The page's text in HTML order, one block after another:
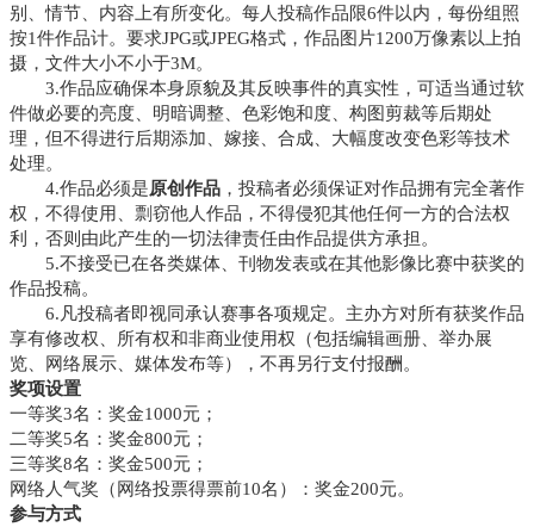
别、情节、内容上有所变化。每人投稿作品限6件以内，每份组照
按1件作品计。要求JPG或JPEG格式，作品图片1200万像素以上拍
摄，文件大小不小于3M。
3.作品应确保本身原貌及其反映事件的真实性，可适当通过软
件做必要的亮度、明暗调整、色彩饱和度、构图剪裁等后期处
理，但不得进行后期添加、嫁接、合成、大幅度改变色彩等技术
处理。
4.作品必须是原创作品，投稿者必须保证对作品拥有完全著作
权，不得使用、剽窃他人作品，不得侵犯其他任何一方的合法权
利，否则由此产生的一切法律责任由作品提供方承担。
5.不接受已在各类媒体、刊物发表或在其他影像比赛中获奖的
作品投稿。
6.凡投稿者即视同承认赛事各项规定。主办方对所有获奖作品
享有修改权、所有权和非商业使用权（包括编辑画册、举办展
览、网络展示、媒体发布等），不再另行支付报酬。
奖项设置
一等奖3名：奖金1000元；
二等奖5名：奖金800元；
三等奖8名：奖金500元；
网络人气奖（网络投票得票前10名）：奖金200元。
参与方式